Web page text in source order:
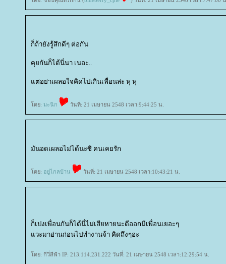
ก็ถ้ายังรู้สึกดีๆ ต่อกัน
คุยกันก็ได้นี่นา เนอะ..
ต่อย่าเผลอใจคิดไปเกินเพื่อนล่ะ หุ หุ
ดย: มะนิก วันที่: 21 เมษายน 2548 เวลา:9:44:25 น.
มันอดเผลอไม่ได้นะซิ คนเคยรัก
ดย: อยู่ไกลบ้าน วันที่: 21 เมษายน 2548 เวลา:10:43:21 น.
ก็เปงเพื่อนกันก็ได้นี่ไม่เสียหายนะดีออกมีเพื่อนเยอะๆ
วะมาอ่านก่อนไปทำงานจ้า คิดถึงๆอะ
ดย: กีวี่สีฟ้า IP: 213.114.231.222 วันที่: 21 เมษายน 2548 เวลา:12:29:54 น.